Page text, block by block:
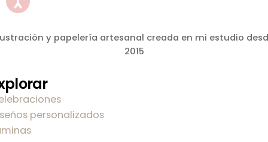
y papelería artesanal creada en mi estudio
2015
personalizados